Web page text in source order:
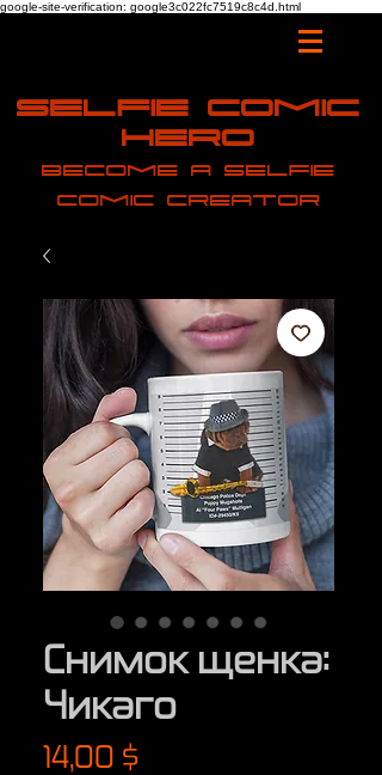
google-site-verification: google3c022fc7519c8c4d.html
Selfie Comic
Hero
Become a selfie
comic creator
Снимок щенка:
Чикаго
14,00 $Цена